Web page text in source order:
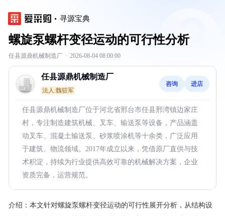
寻源宝典
螺旋泵螺杆变径运动的可行性分析
任县源鼎机械制造厂 · 2026-08-04 08:00:00
任县源鼎机械制造厂
法人:魏驻军
咨询 进店
任县源鼎机械制造厂位于河北省邢台市任县邢湾镇边家庄
村，专注制造建筑机械、叉车、输送泵等设备，产品涵盖
动叉车、混凝土输送泵、砂浆喷涂机等十余类，广泛应用
于建筑、物流领域。2017年成立以来，凭借原厂直供与技
术积淀，持续为行业提供高效可靠的机械解决方案，企业
资质完备，运营规范。
介绍： 本文针对螺旋泵螺杆变径运动的可行性展开分析，从结构设